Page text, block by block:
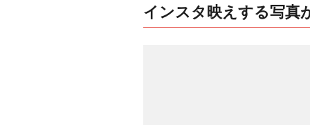
インスタ映えする写真